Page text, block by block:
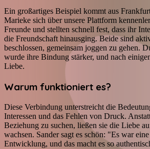
Ein großartiges Beispiel kommt aus
Marieke sich über unsere Plattform
Freunde und stellten schnell fest, dass ihr
die Freundschaft hinausging. Beide sind
beschlossen, gemeinsam joggen zu gehen.
wurde ihre Bindung stärker, und nach
Liebe.
Warum funktioniert es?
Diese Verbindung unterstreicht die
Interessen und das Fehlen von Druck.
Beziehung zu suchen, ließen sie die Liebe
wachsen. Sander sagt es schön: "Es war
Entwicklung, und das macht es so